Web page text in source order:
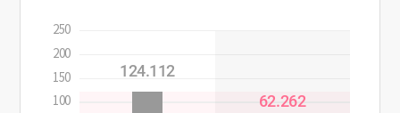
124.112
62.262
250
200
150
100